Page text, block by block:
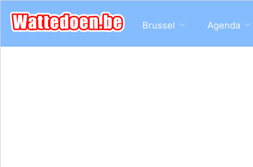
Brussel Agenda